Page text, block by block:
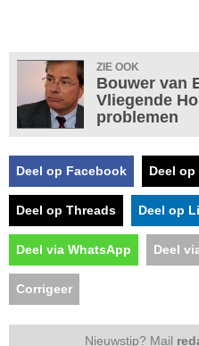
ZIE OOK
Bouwer van
Vliegende
problemen
Deel op Facebook Deel op
Deel op Threads Deel op
Deel via WhatsApp Deel
Corrigeer
Nieuwstip? Mail